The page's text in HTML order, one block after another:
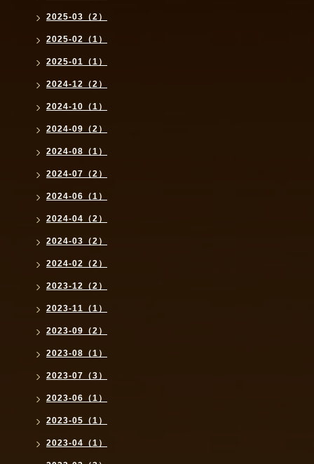
2025-03（2）
2025-02（1）
2025-01（1）
2024-12（2）
2024-10（1）
2024-09（2）
2024-08（1）
2024-07（2）
2024-06（1）
2024-04（2）
2024-03（2）
2024-02（2）
2023-12（2）
2023-11（1）
2023-09（2）
2023-08（1）
2023-07（3）
2023-06（1）
2023-05（1）
2023-04（1）